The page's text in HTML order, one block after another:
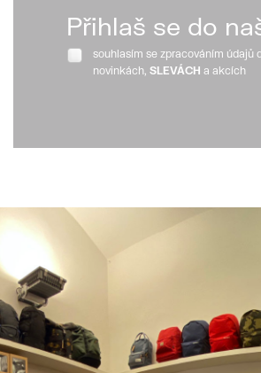
Přihlaš se do
souhlasím se zpracováním údajů
novinkách, SLEVÁCH a akcích